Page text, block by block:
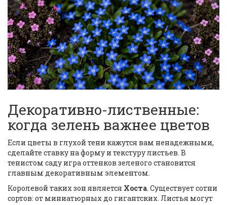
Декоративно-лиственные:
когда зелень важнее цветов
Если цветы в глухой тени кажутся вам ненадежными,
сделайте ставку на форму и текстуру листьев. В
тенистом саду игра оттенков зеленого становится
главным декоративным элементом.
Королевой таких зон является Хоста. Существует сотни
сортов: от миниатюрных до гигантских. Листья могут